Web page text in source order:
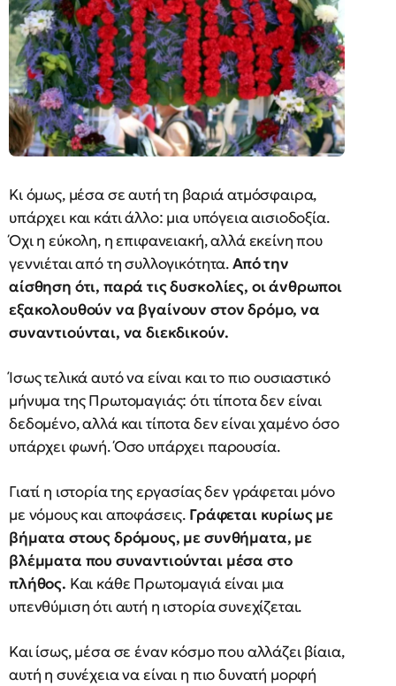
Κι όμως, μέσα σε αυτή τη βαριά ατμόσφαιρα,
υπάρχει και κάτι άλλο: μια υπόγεια αισιοδοξία.
Όχι η εύκολη, η επιφανειακή, αλλά εκείνη που
γεννιέται από τη συλλογικότητα.Από την
αίσθηση ότι, παρά τις δυσκολίες, οι άνθρωποι
εξακολουθούν να βγαίνουν στον δρόμο, να
συναντιούνται, να διεκδικούν.
Ίσως τελικά αυτό να είναι και το πιο ουσιαστικό
μήνυμα της Πρωτομαγιάς: ότι τίποτα δεν είναι
δεδομένο, αλλά και τίποτα δεν είναι χαμένο όσο
υπάρχει φωνή. Όσο υπάρχει παρουσία.
Γιατί η ιστορία της εργασίας δεν γράφεται μόνο
με νόμους και αποφάσεις. Γράφεται κυρίως με
βήματα στους δρόμους, με συνθήματα, με
βλέμματα που συναντιούνται μέσα στο
πλήθος. Και κάθε Πρωτομαγιά είναι μια
υπενθύμιση ότι αυτή η ιστορία συνεχίζεται.
Και ίσως, μέσα σε έναν κόσμο που αλλάζει βίαια,
αυτή η συνέχεια να είναι η πιο δυνατή μορφή